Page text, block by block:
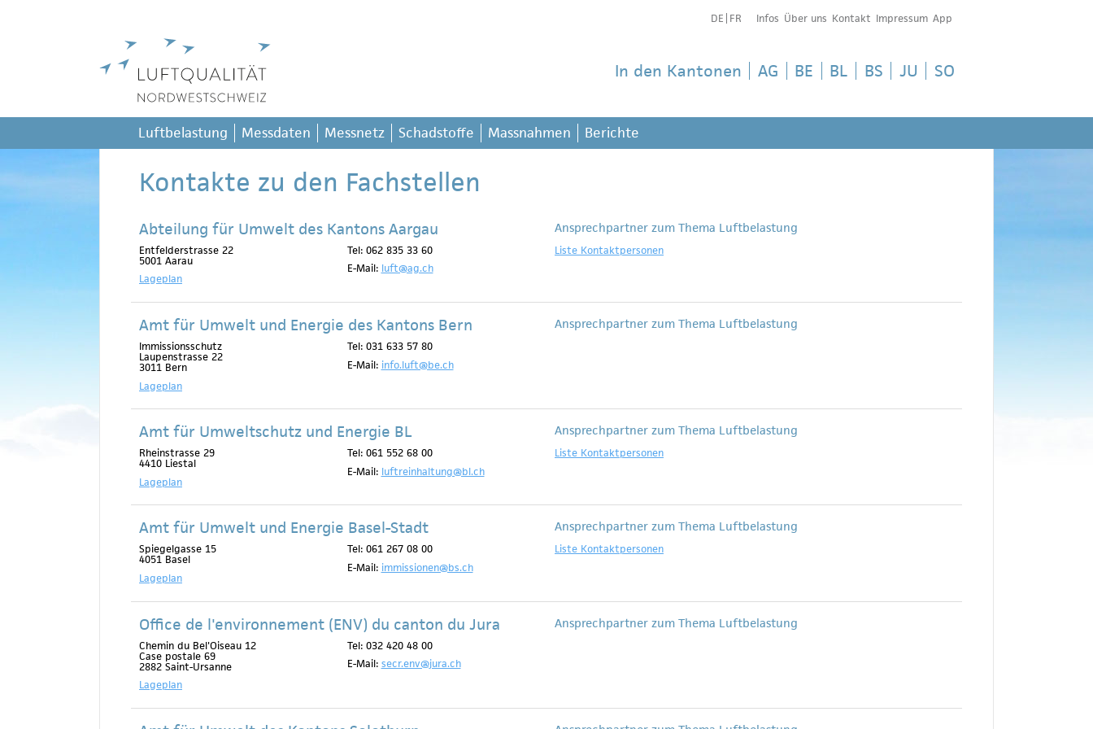
DE FR Infos Über uns Kontakt Impressum App
In den Kantonen AG BE BL BS JU SO
Luftbelastung Messdaten Messnetz Schadstoffe Massnahmen Berichte
Kontakte zu den Fachstellen
Abteilung für Umwelt des Kantons Aargau
Entfelderstrasse 22
5001 Aarau
Lageplan
Tel: 062 835 33 60
E-Mail: luft@ag.ch
Ansprechpartner zum Thema Luftbelastung
Liste Kontaktpersonen
Amt für Umwelt und Energie des Kantons Bern
Immissionsschutz
Laupenstrasse 22
3011 Bern
Lageplan
Tel: 031 633 57 80
E-Mail: info.luft@be.ch
Ansprechpartner zum Thema Luftbelastung
Amt für Umweltschutz und Energie BL
Rheinstrasse 29
4410 Liestal
Lageplan
Tel: 061 552 68 00
E-Mail: luftreinhaltung@bl.ch
Ansprechpartner zum Thema Luftbelastung
Liste Kontaktpersonen
Amt für Umwelt und Energie Basel-Stadt
Spiegelgasse 15
4051 Basel
Lageplan
Tel: 061 267 08 00
E-Mail: immissionen@bs.ch
Ansprechpartner zum Thema Luftbelastung
Liste Kontaktpersonen
Office de l'environnement (ENV) du canton du Jura
Chemin du Bel'Oiseau 12
Case postale 69
2882 Saint-Ursanne
Lageplan
Tel: 032 420 48 00
E-Mail: secr.env@jura.ch
Ansprechpartner zum Thema Luftbelastung